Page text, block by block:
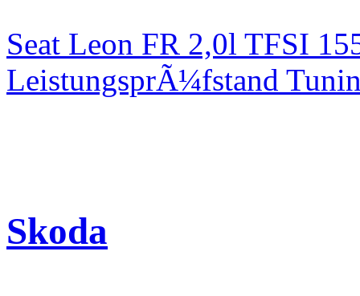
Seat Leon FR 2,0l TFSI
LeistungsprÃ¼fstand
Skoda